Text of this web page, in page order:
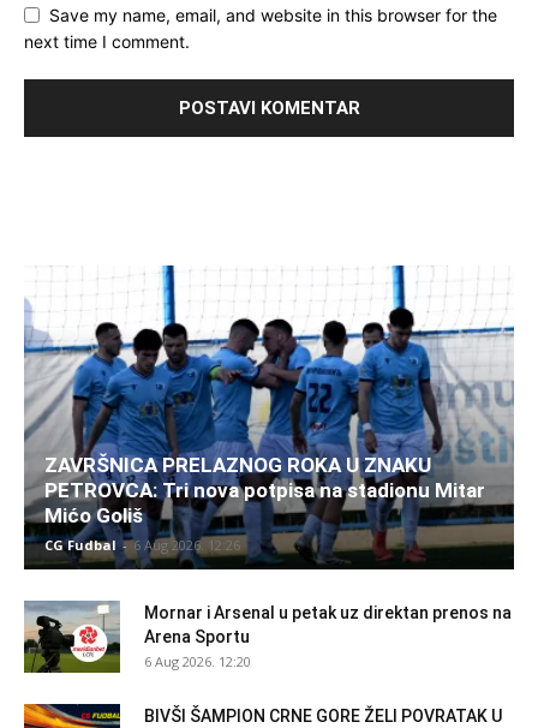
Save my name, email, and website in this browser for the
next time I comment.
ZAVRŠNICA PRELAZNOG ROKA U ZNAKU
PETROVCA: Tri nova potpisa na stadionu Mitar
Mićo Goliš
CG Fudbal - 6 Aug 2026. 12:26
Mornar i Arsenal u petak uz direktan prenos na
Arena Sportu
6 Aug 2026. 12:20
BIVŠI ŠAMPION CRNE GORE ŽELI POVRATAK U